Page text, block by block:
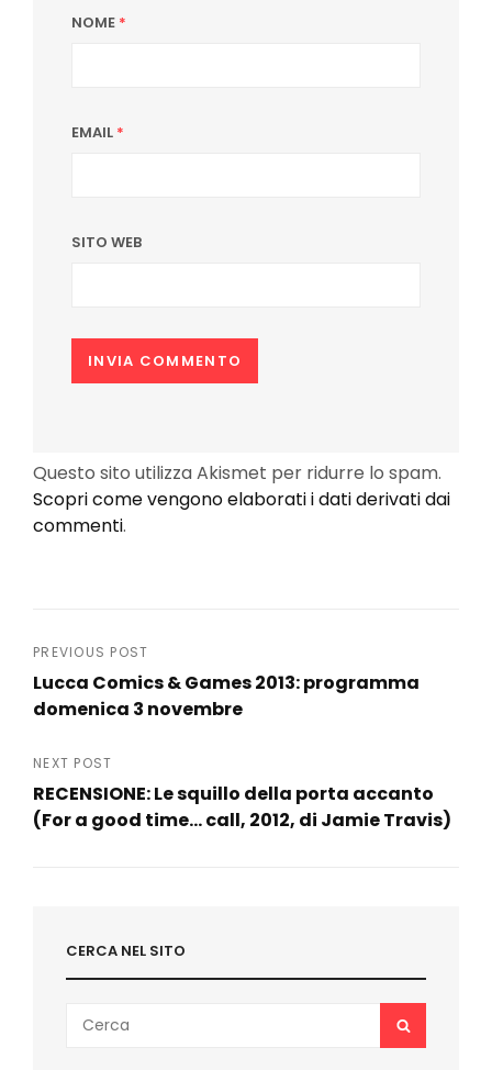
NOME *
EMAIL *
SITO WEB
Questo sito utilizza Akismet per ridurre lo spam.
Scopri come vengono elaborati i dati derivati dai
commenti.
Navigazione
articoli
PREVIOUS POST
Lucca Comics & Games 2013: programma
domenica 3 novembre
Post
NEXT POST
RECENSIONE: Le squillo della porta accanto
(For a good time… call, 2012, di Jamie Travis)
CERCA NEL SITO
Search
for:
SEARCH